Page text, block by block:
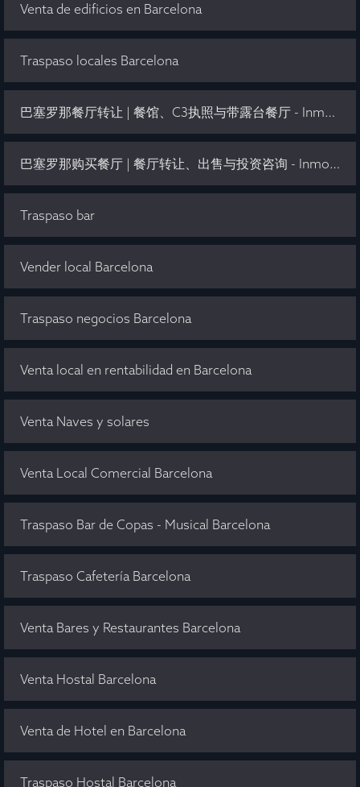
Venta de edificios en Barcelona
Traspaso locales Barcelona
巴塞罗那餐厅转让 | 餐馆、C3执照与带露台餐厅 - Inmo Olaya
巴塞罗那购买餐厅 | 餐厅转让、出售与投资咨询 - Inmo Olaya
Traspaso bar
Vender local Barcelona
Traspaso negocios Barcelona
Venta local en rentabilidad en Barcelona
Venta Naves y solares
Venta Local Comercial Barcelona
Traspaso Bar de Copas - Musical Barcelona
Traspaso Cafetería Barcelona
Venta Bares y Restaurantes Barcelona
Venta Hostal Barcelona
Venta de Hotel en Barcelona
Traspaso Hostal Barcelona